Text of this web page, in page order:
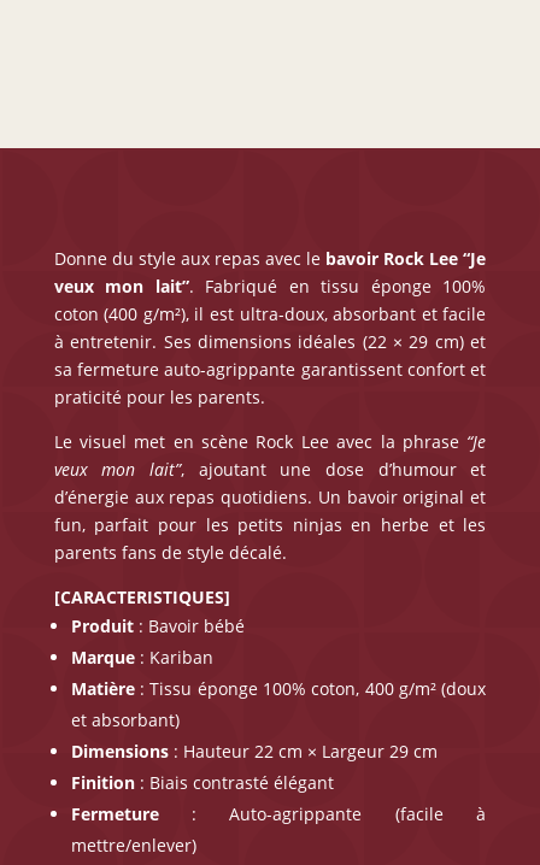
Donne du style aux repas avec le bavoir Rock Lee “Je
veux mon lait”. Fabriqué en tissu éponge 100%
coton (400 g/m²), il est ultra-doux, absorbant et facile
à entretenir. Ses dimensions idéales (22 × 29 cm) et
sa fermeture auto-agrippante garantissent confort et
praticité pour les parents.
Le visuel met en scène Rock Lee avec la phrase “Je
veux mon lait”, ajoutant une dose d’humour et
d’énergie aux repas quotidiens. Un bavoir original et
fun, parfait pour les petits ninjas en herbe et les
parents fans de style décalé.
[CARACTERISTIQUES]
Produit: Bavoir bébé
Marque: Kariban
Matière: Tissu éponge 100% coton, 400 g/m² (doux
et absorbant)
Dimensions: Hauteur 22 cm × Largeur 29 cm
Finition: Biais contrasté élégant
Fermeture: Auto-agrippante (facile à
mettre/enlever)